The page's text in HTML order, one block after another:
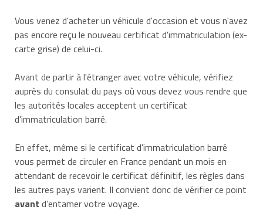
Vous venez d'acheter un véhicule d'occasion et vous n'avez
pas encore reçu le nouveau certificat d'immatriculation (ex-
carte grise) de celui-ci.
Avant de partir à l'étranger avec votre véhicule, vérifiez
auprès du consulat du pays où vous devez vous rendre que
les autorités locales acceptent un certificat
d'immatriculation barré.
En effet, même si le certificat d'immatriculation barré
vous permet de circuler en France pendant un mois en
attendant de recevoir le certificat définitif, les règles dans
les autres pays varient. Il convient donc de vérifier ce point
avant d’entamer votre voyage.